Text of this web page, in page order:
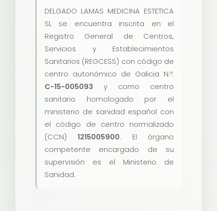
DELGADO LAMAS MEDICINA ESTETICA
SL se encuentra inscrita en el
Registro General de Centros,
Servicios y Establecimientos
Sanitarios (REGCESS) con código de
centro autonómico de Galicia N.º:
C-15-005093 y como centro
sanitario homologado por el
ministerio de sanidad español con
el código de centro normalizado
(CCN)1215005900. El órgano
competente encargado de su
supervisión es el Ministerio de
Sanidad.